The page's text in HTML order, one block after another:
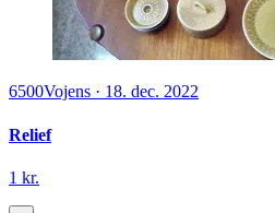
6500Vojens · 18. dec. 2022
Relief
1 kr.